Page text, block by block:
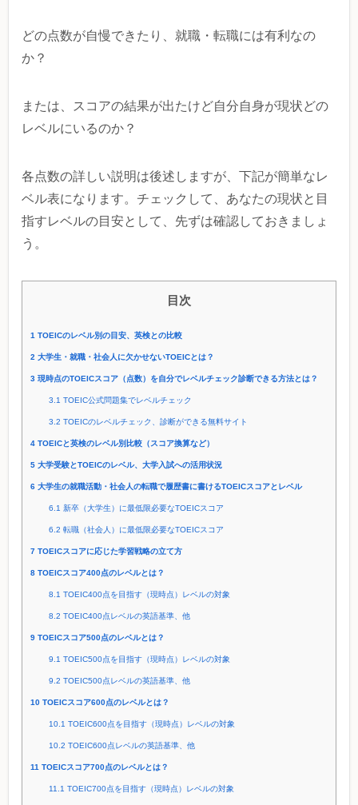
どの点数が自慢できたり、就職・転職には有利なの
か？
または、スコアの結果が出たけど自分自身が現状どの
レベルにいるのか？
各点数の詳しい説明は後述しますが、下記が簡単なレ
ベル表になります。チェックして、あなたの現状と目
指すレベルの目安として、先ずは確認しておきましょ
う。
目次
1 TOEICのレベル別の目安、英検との比較
2 大学生・就職・社会人に欠かせないTOEICとは？
3 現時点のTOEICスコア（点数）を自分でレベルチェック診断できる方法とは？
3.1 TOEIC公式問題集でレベルチェック
3.2 TOEICのレベルチェック、診断ができる無料サイト
4 TOEICと英検のレベル別比較（スコア換算など）
5 大学受験とTOEICのレベル、大学入試への活用状況
6 大学生の就職活動・社会人の転職で履歴書に書けるTOEICスコアとレベル
6.1 新卒（大学生）に最低限必要なTOEICスコア
6.2 転職（社会人）に最低限必要なTOEICスコア
7 TOEICスコアに応じた学習戦略の立て方
8 TOEICスコア400点のレベルとは？
8.1 TOEIC400点を目指す（現時点）レベルの対象
8.2 TOEIC400点レベルの英語基準、他
9 TOEICスコア500点のレベルとは？
9.1 TOEIC500点を目指す（現時点）レベルの対象
9.2 TOEIC500点レベルの英語基準、他
10 TOEICスコア600点のレベルとは？
10.1 TOEIC600点を目指す（現時点）レベルの対象
10.2 TOEIC600点レベルの英語基準、他
11 TOEICスコア700点のレベルとは？
11.1 TOEIC700点を目指す（現時点）レベルの対象